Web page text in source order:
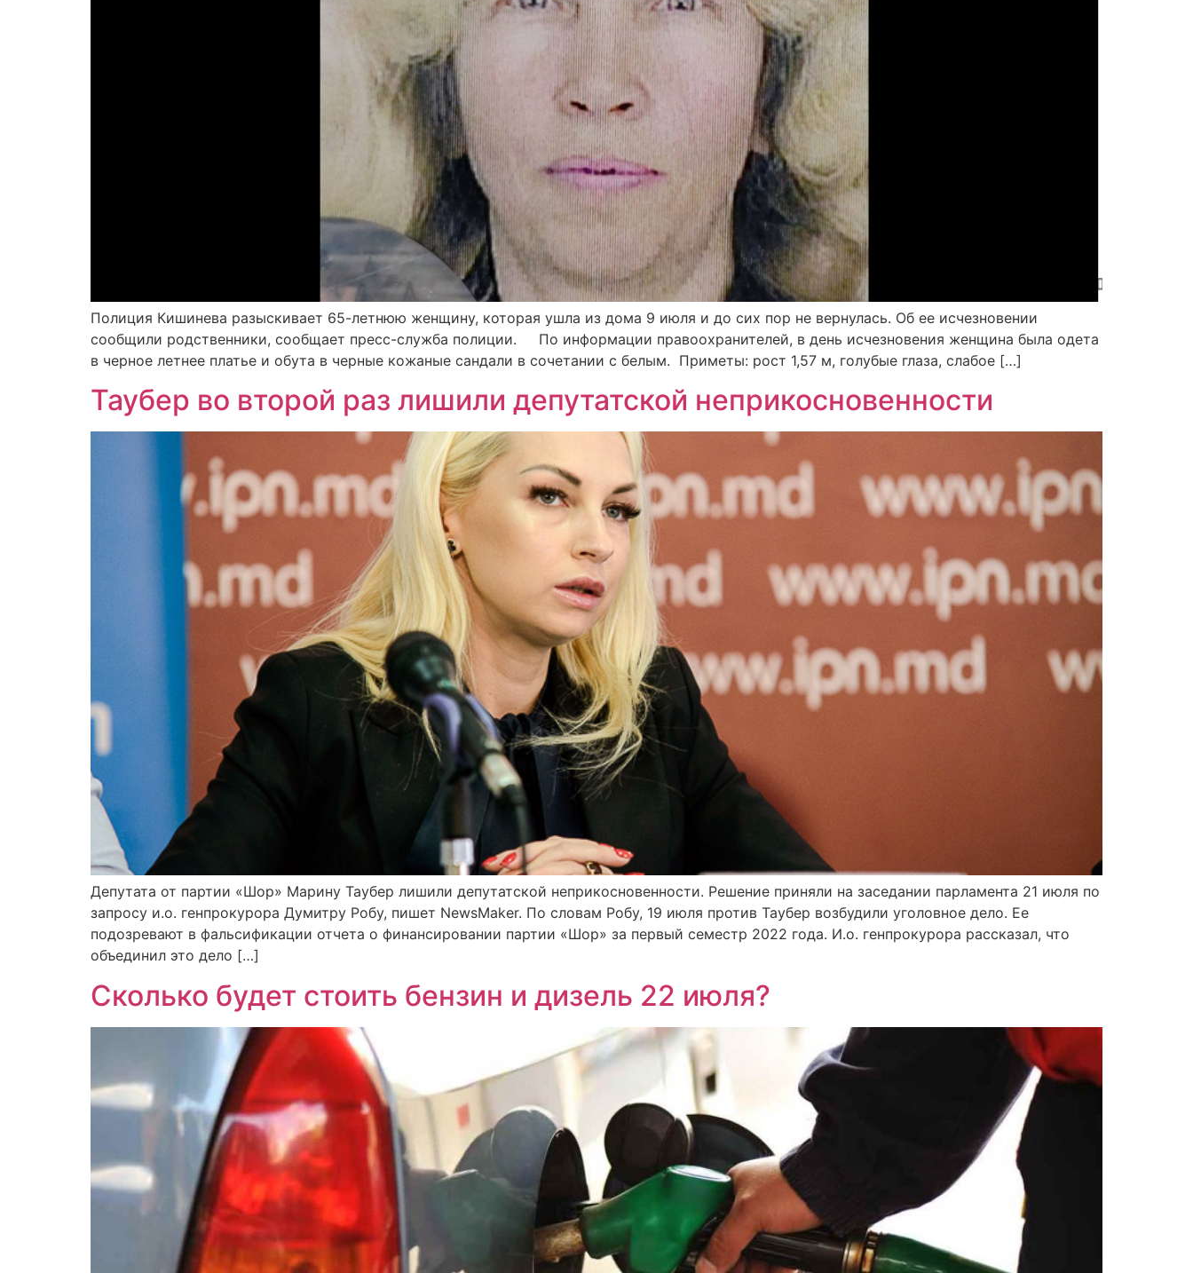
Полиция Кишинева разыскивает 65-летнюю женщину, которая ушла из дома 9 июля и до сих пор не вернулась. Об ее исчезновении
сообщили родственники, сообщает пресс-служба полиции. По информации правоохранителей, в день исчезновения женщина была одета
в черное летнее платье и обута в черные кожаные сандали в сочетании с белым. Приметы: рост 1,57 м, голубые глаза, слабое […]
Таубер во второй раз лишили депутатской неприкосновенности
Депутата от партии «Шор» Марину Таубер лишили депутатской неприкосновенности. Решение приняли на заседании парламента 21 июля по
запросу и.о. генпрокурора Думитру Робу, пишет NewsMaker. По словам Робу, 19 июля против Таубер возбудили уголовное дело. Ее
подозревают в фальсификации отчета о финансировании партии «Шор» за первый семестр 2022 года. И.о. генпрокурора рассказал, что
объединил это дело […]
Сколько будет стоить бензин и дизель 22 июля?